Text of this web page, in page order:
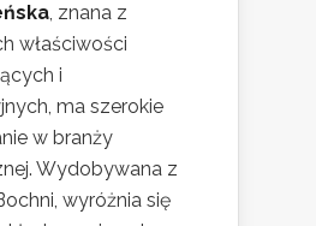
, znana z
właściwości
i
ma szerokie
w branży
Wydobywana z
wyróżnia się